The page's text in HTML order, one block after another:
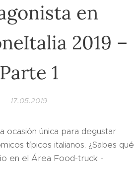
en
2019 –
Parte 1
17.05.2019
ocasión única para degustar
típicos italianos. ¿Sabes qué
en el Área Food-truck -